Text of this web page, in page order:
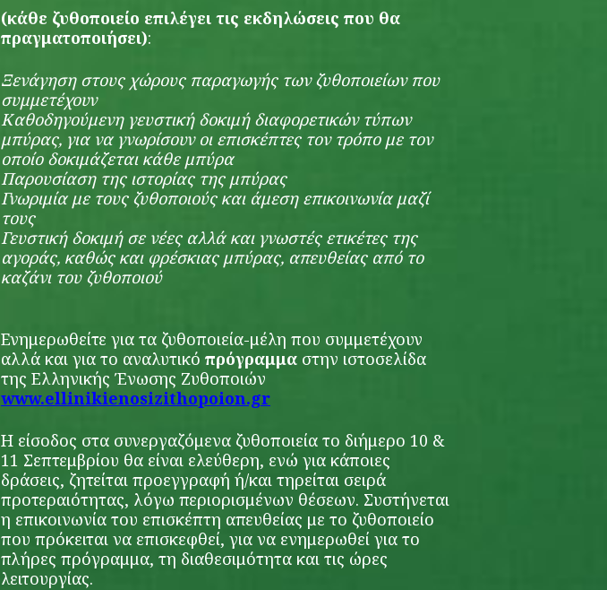
(κάθε ζυθοποιείο επιλέγει τις εκδηλώσεις που θα
πραγματοποιήσει):
Ξενάγηση στους χώρους παραγωγής των ζυθοποιείων που
συμμετέχουν
Καθοδηγούμενη γευστική δοκιμή διαφορετικών τύπων
μπύρας, για να γνωρίσουν οι επισκέπτες τον τρόπο με τον
οποίο δοκιμάζεται κάθε μπύρα
Παρουσίαση της ιστορίας της μπύρας
Γνωριμία με τους ζυθοποιούς και άμεση επικοινωνία μαζί
τους
Γευστική δοκιμή σε νέες αλλά και γνωστές ετικέτες της
αγοράς, καθώς και φρέσκιας μπύρας, απευθείας από το
καζάνι του ζυθοποιού
Ενημερωθείτε για τα ζυθοποιεία-μέλη που συμμετέχουν
αλλά και για το αναλυτικό πρόγραμμα στην ιστοσελίδα
της Ελληνικής Ένωσης Ζυθοποιών
www.ellinikienosizithopoion.gr
Η είσοδος στα συνεργαζόμενα ζυθοποιεία το διήμερο 10 &
11 Σεπτεμβρίου θα είναι ελεύθερη, ενώ για κάποιες
δράσεις, ζητείται προεγγραφή ή/και τηρείται σειρά
προτεραιότητας, λόγω περιορισμένων θέσεων. Συστήνεται
η επικοινωνία του επισκέπτη απευθείας με το ζυθοποιείο
που πρόκειται να επισκεφθεί, για να ενημερωθεί για το
πλήρες πρόγραμμα, τη διαθεσιμότητα και τις ώρες
λειτουργίας.